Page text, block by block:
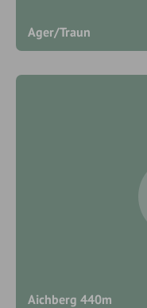
Ager/Traun
Aichberg 440m